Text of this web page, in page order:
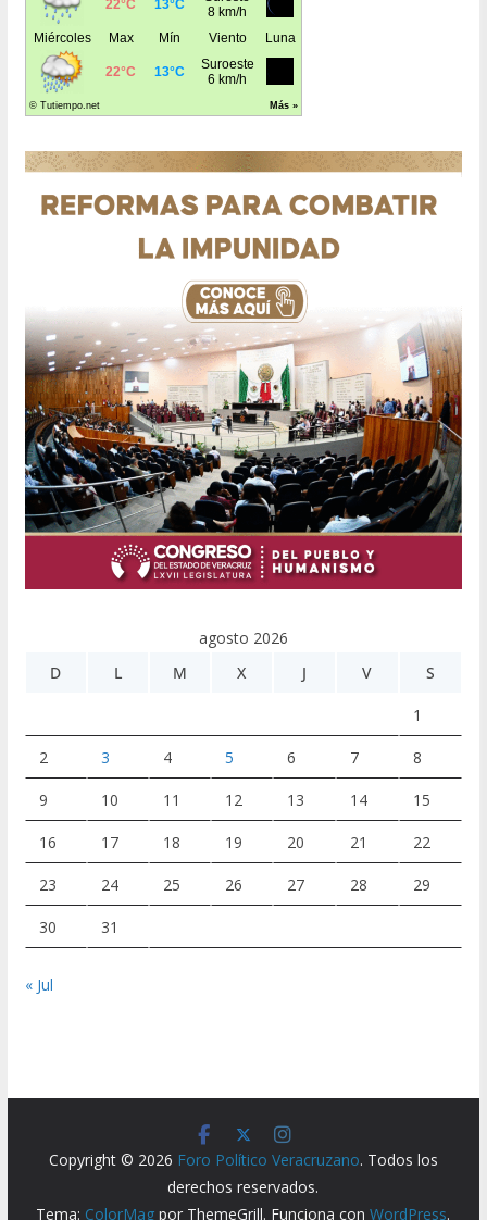
agosto 2026
D
L M X J V S
1
2 3 4 5 6 7 8
9 10 11 12 13 14 15
16 17 18 19 20 21 22
23 24 25 26 27 28 29
30 31
« Jul
Copyright © 2026 Foro Político Veracruzano. Todos los
derechos reservados.
Tema: ColorMag por ThemeGrill. Funciona conWordPress.